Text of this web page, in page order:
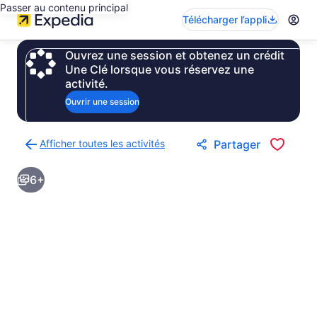
Passer au contenu principal
Télécharger l’appli
Ouvrez une session et obtenez un crédit
Une Clé lorsque vous réservez une
activité.
Ouvrir une session
Afficher toutes les activités
à
la
page
Partager
6+